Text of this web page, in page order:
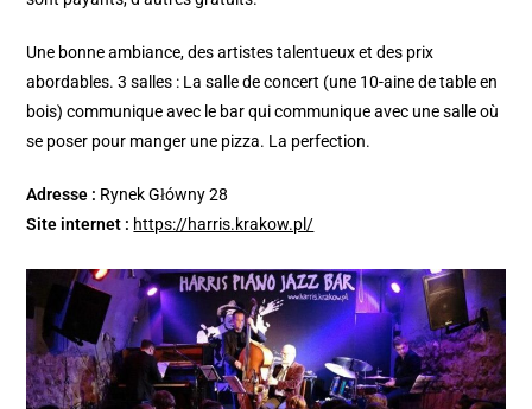
Une bonne ambiance, des artistes talentueux et des prix
abordables. 3 salles : La salle de concert (une 10-aine de table en
bois) communique avec le bar qui communique avec une salle où
se poser pour manger une pizza. La perfection.
Adresse : Rynek Główny 28
Site internet : https://harris.krakow.pl/